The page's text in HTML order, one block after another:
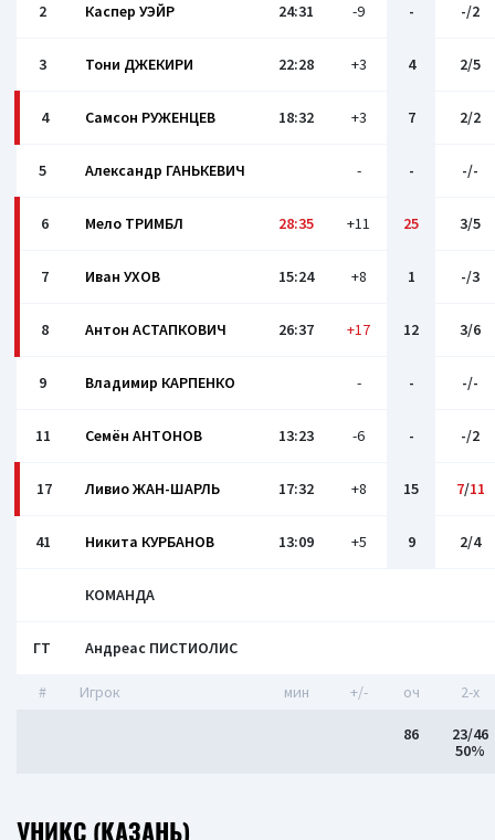
2 Каспер УЭЙР 24:31 -9 - -/2
3 Тони ДЖЕКИРИ 22:28 +3 4 2/5
4 Самсон РУЖЕНЦЕВ 18:32 +3 7 2/2
5 Александр ГАНЬКЕВИЧ - - -/-
6 Мело ТРИМБЛ 28:35 +11 25 3/5
7 Иван УХОВ 15:24 +8 1 -/3
8 Антон АСТАПКОВИЧ 26:37 +17 12 3/6
9 Владимир КАРПЕНКО - - -/-
11 Семён АНТОНОВ 13:23 -6 - -/2
17 Ливио ЖАН-ШАРЛЬ 17:32 +8 15 7/11
41 Никита КУРБАНОВ 13:09 +5 9 2/4
КОМАНДА
ГТ Андреас ПИСТИОЛИС
# Игрок мин +/- оч 2-x
86
23/46
50%
УНИКС (КАЗАНЬ)